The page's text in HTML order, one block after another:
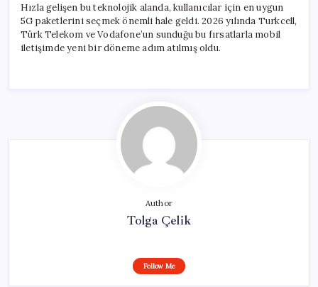
Hızla gelişen bu teknolojik alanda, kullanıcılar için en uygun
5G paketlerini seçmek önemli hale geldi. 2026 yılında Turkcell,
Türk Telekom ve Vodafone’un sunduğu bu fırsatlarla mobil
iletişimde yeni bir döneme adım atılmış oldu.
Author
Tolga Çelik
Follow Me